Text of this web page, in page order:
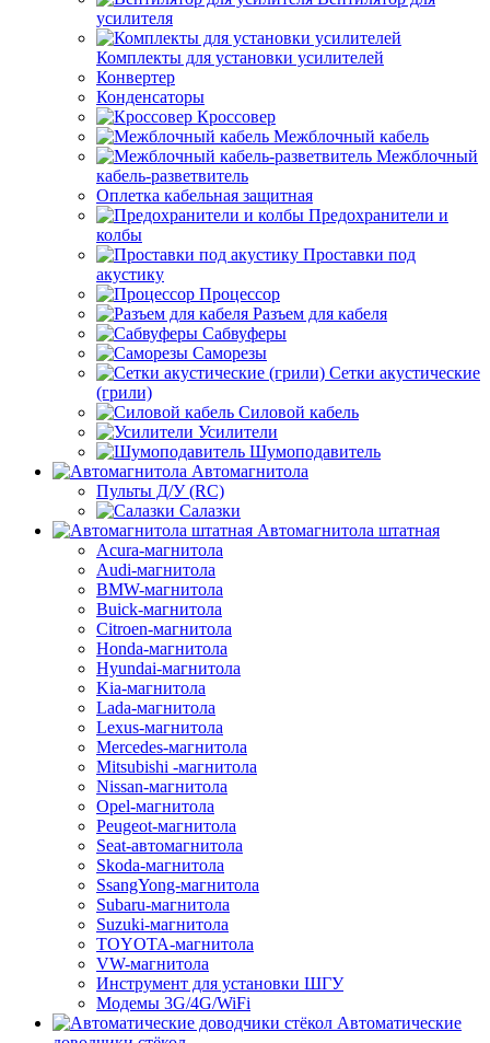
усилителя
Комплекты для установки усилителей
Конвертер
Конденсаторы
Кроссовер
Межблочный кабель
Межблочный
кабель-разветвитель
Оплетка кабельная защитная
Предохранители и
колбы
Проставки под
акустику
Процессор
Разъем для кабеля
Сабвуферы
Саморезы
Сетки акустические
(грили)
Силовой кабель
Усилители
Шумоподавитель
Автомагнитола
Пульты Д/У (RC)
Салазки
Автомагнитола штатная
Acura-магнитола
Audi-магнитола
BMW-магнитола
Buick-магнитола
Citroen-магнитола
Honda-магнитола
Hyundai-магнитола
Kia-магнитола
Lada-магнитола
Lexus-магнитола
Mercedes-магнитола
Mitsubishi -магнитола
Nissan-магнитола
Opel-магнитола
Peugeot-магнитола
Seat-автомагнитола
Skoda-магнитола
SsangYong-магнитола
Subaru-магнитола
Suzuki-магнитола
TOYOTA-магнитола
VW-магнитола
Инструмент для установки ШГУ
Модемы 3G/4G/WiFi
Автоматические